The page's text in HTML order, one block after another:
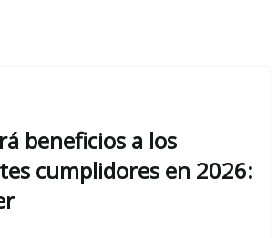
beneficios a los
cumplidores en 2026: